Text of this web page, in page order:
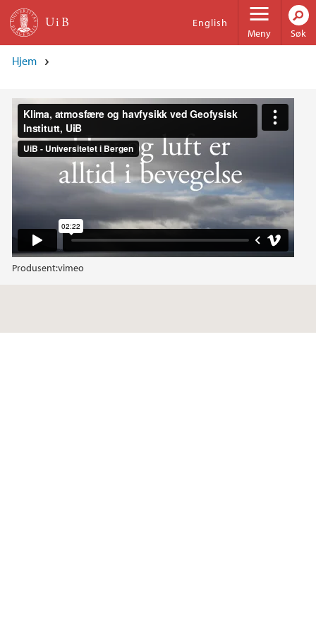
Hopp til hovedinnhold
Meny
English
Søk
Hjem
Produsent:vimeo